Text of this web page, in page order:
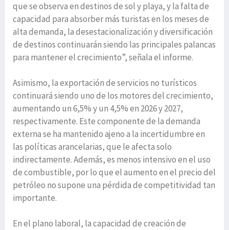
que se observa en destinos de sol y playa, y la falta de
capacidad para absorber más turistas en los meses de
alta demanda, la desestacionalización y diversificación
de destinos continuarán siendo las principales palancas
para mantener el crecimiento”, señala el informe.
Asimismo, la exportación de servicios no turísticos
continuará siendo uno de los motores del crecimiento,
aumentando un 6,5% y un 4,5% en 2026 y 2027,
respectivamente. Este componente de la demanda
externa se ha mantenido ajeno a la incertidumbre en
las políticas arancelarias, que le afecta solo
indirectamente. Además, es menos intensivo en el uso
de combustible, por lo que el aumento en el precio del
petróleo no supone una pérdida de competitividad tan
importante.
En el plano laboral, la capacidad de creación de